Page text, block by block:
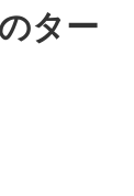
ター